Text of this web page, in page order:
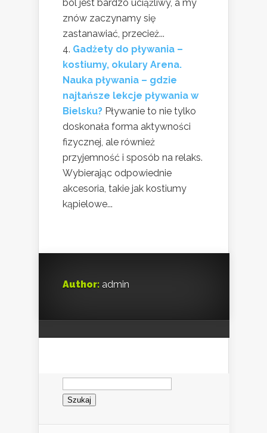
ból jest bardzo uciążliwy, a my
znów zaczynamy się
zastanawiać, przecież...
Gadżety do pływania –
kostiumy, okulary Arena.
Nauka pływania – gdzie
najtańsze lekcje pływania w
Bielsku? Pływanie to nie tylko
doskonała forma aktywności
fizycznej, ale również
przyjemność i sposób na relaks.
Wybierając odpowiednie
akcesoria, takie jak kostiumy
kąpielowe...
Author: admin
Szukaj: